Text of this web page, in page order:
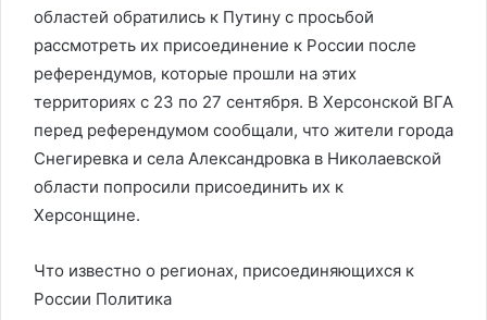
областей обратились к Путину с просьбой
рассмотреть их присоединение к России после
референдумов, которые прошли на этих
территориях с 23 по 27 сентября. В Херсонской ВГА
перед референдумом сообщали, что жители города
Снегиревка и села Александровка в Николаевской
области попросили присоединить их к
Херсонщине.
Что известно о регионах, присоединяющихся к
России Политика